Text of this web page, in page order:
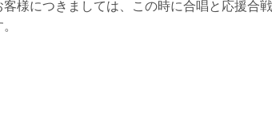
客様につきましては、この時に合唱と応援合